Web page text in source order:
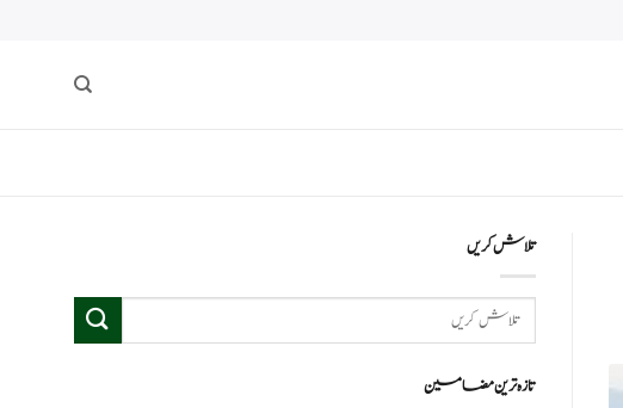
تلاش کریں
تازہ ترین مضامین